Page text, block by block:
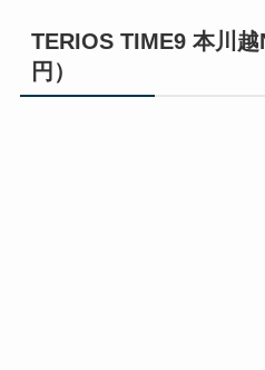
TERIOS TIME9 本川
円）